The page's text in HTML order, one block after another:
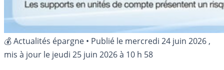
💰 Actualités épargne • Publié le mercredi 24 juin 2026 ,
mis à jour le jeudi 25 juin 2026 à 10 h 58